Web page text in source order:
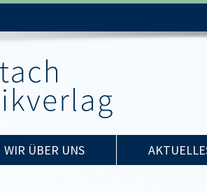
WIR ÜBER UNS